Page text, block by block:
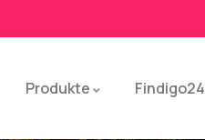
Produkte Findigo24